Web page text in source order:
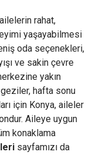
rahat,
yaşayabilmesi
oda seçenekleri,
ve sakin çevre
yakın
hafta sonu
için Konya, aileler
Aileye uygun
konaklama
sayfamızı da